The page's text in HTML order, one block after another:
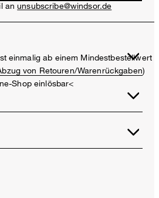
anunsubscribe@windsor.de
einmalig ab einem Mindestbestellwert
von Retouren/Warenrückgaben)
Shop einlösbar<